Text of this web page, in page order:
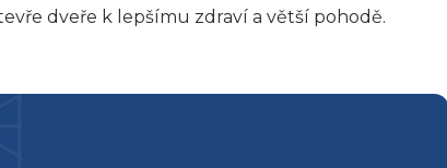
dveře k lepšímu zdraví a větší pohodě.